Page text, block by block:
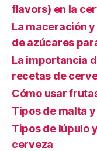
flavors) en la
La maceración
de azúcares
La importancia
recetas de
Cómo usar
Tipos de malta
Tipos de lúpulo
cerveza